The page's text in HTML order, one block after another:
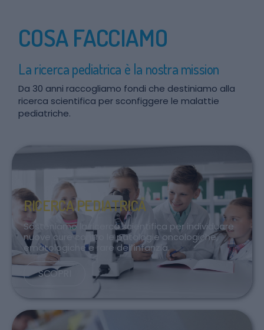
COSA FACCIAMO
La ricerca pediatrica è la nostra mission
Da 30 anni raccogliamo fondi che destiniamo alla
ricerca scientifica per sconfiggere le malattie
pediatriche.
RICERCA PEDIATRICA
Sosteniamo la ricerca scientifica per individuare
nuove cure contro le patologie oncologiche,
ematologiche e rare dell’infanzia.
SCOPRI